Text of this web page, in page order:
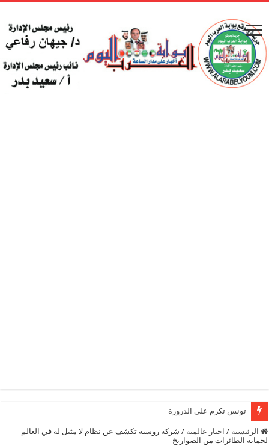
تونس تكرم علي الدرورة
الرئيسية / اخبار عالمية / شركة روسية تكشف عن نظام لا مثيل له في العالم
لحماية الطائرات من الصواريخ